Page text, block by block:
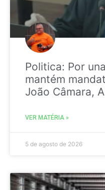
Politica: Por
mantém
João Câmara,
VER MATÉRIA »
5 de agosto de 2026